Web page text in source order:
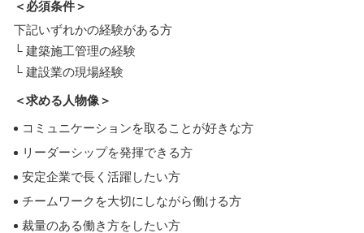
＜必須条件＞
下記いずれかの経験がある方
└ 建築施工管理の経験
└ 建設業の現場経験
＜求める人物像＞
コミュニケーションを取ることが好きな方
リーダーシップを発揮できる方
安定企業で長く活躍したい方
チームワークを大切にしながら働ける方
裁量のある働き方をしたい方